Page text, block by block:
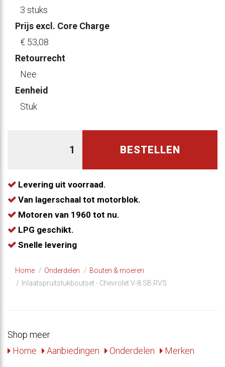
3 stuks
Prijs excl. Core Charge
€ 53,08
Retourrecht
Nee
Eenheid
Stuk
BESTELLEN
Levering uit voorraad.
Van lagerschaal tot motorblok.
Motoren van 1960 tot nu.
LPG geschikt.
Snelle levering
Home Onderdelen
Bouten & moeren
Inlaatspruitstukboutset - Chevrolet V-8 SB RVS
Shop meer
Home
Aanbiedingen Onderdelen Merken